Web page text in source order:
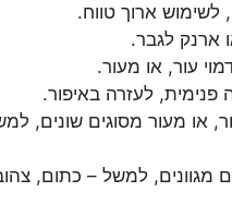
לשימוש ארוך טווח.
ארנק לגבר.
עור, או מעור.
לעזרה באיפור.
או מעור מסוגים שונים,
מגוונים, למשל – כתום,